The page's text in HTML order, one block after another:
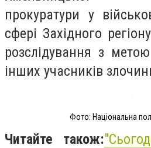
прокуратури у
сфері Західного
розслідування з
інших учасників
Фото: Національна
Читайте також:"